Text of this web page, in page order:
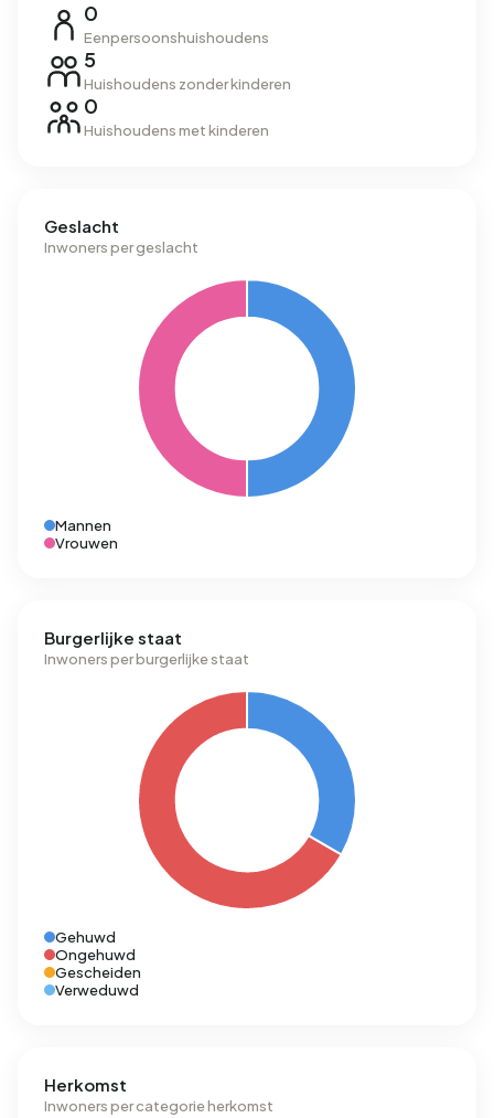
0
Eenpersoonshuishoudens
5
Huishoudens zonder kinderen
0
Huishoudens met kinderen
Geslacht
Inwoners per geslacht
Mannen
Vrouwen
Burgerlijke staat
Inwoners per burgerlijke staat
Gehuwd
Ongehuwd
Gescheiden
Verweduwd
Herkomst
Inwoners per categorie herkomst